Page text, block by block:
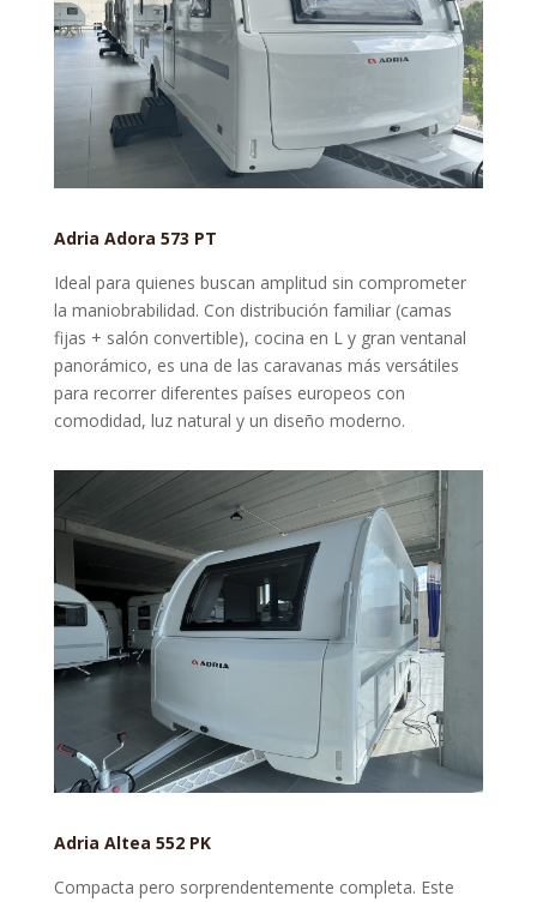
Adria Adora 573 PT
Ideal para quienes buscan amplitud sin comprometer
la maniobrabilidad. Con distribución familiar (camas
fijas + salón convertible), cocina en L y gran ventanal
panorámico, es una de las caravanas más versátiles
para recorrer diferentes países europeos con
comodidad, luz natural y un diseño moderno.
Adria Altea 552 PK
Compacta pero sorprendentemente completa. Este